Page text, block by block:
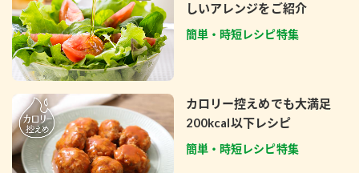
しいアレンジをご紹介
簡単・時短レシピ特集
カロリー控えめでも大満足
200kcal以下レシピ
簡単・時短レシピ特集